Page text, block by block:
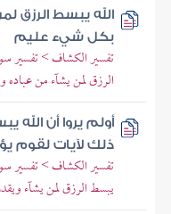
الله يبسط الرزق
بكل شيء عليم
تفسير الكشاف > تفسير
الرزق لمن يشآء من عباده
أولم يروا أن الله
ذلك لآيات لقوم
تفسير الكشاف > تفسير
يبسط الرزق لمن يشآء